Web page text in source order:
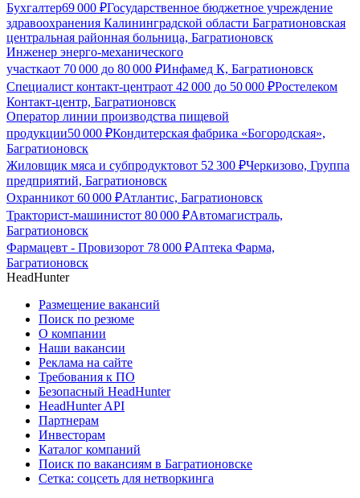
Бухгалтер69 000 ₽Государственное бюджетное учреждение
здравоохранения Калининградской области Багратионовская
центральная районная больница, Багратионовск
Инженер энерго-механического
участкаот 70 000 до 80 000 ₽Инфамед К, Багратионовск
Специалист контакт-центраот 42 000 до 50 000 ₽Ростелеком
Контакт-центр, Багратионовск
Оператор линии производства пищевой
продукции50 000 ₽Кондитерская фабрика «Богородская»,
Багратионовск
Жиловщик мяса и субпродуктовот 52 300 ₽Черкизово, Группа
предприятий, Багратионовск
Охранникот 60 000 ₽Атлантис, Багратионовск
Тракторист-машинистот 80 000 ₽Автомагистраль,
Багратионовск
Фармацевт - Провизорот 78 000 ₽Аптека Фарма,
Багратионовск
HeadHunter
Размещение вакансий
Поиск по резюме
О компании
Наши вакансии
Реклама на сайте
Требования к ПО
Безопасный HeadHunter
HeadHunter API
Партнерам
Инвесторам
Каталог компаний
Поиск по вакансиям в Багратионовске
Сетка: соцсеть для нетворкинга